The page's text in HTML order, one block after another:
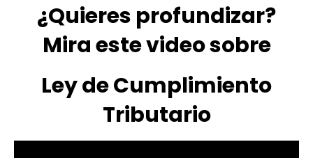
¿Quieres profundizar?
Mira este video sobre
Ley de Cumplimiento
Tributario